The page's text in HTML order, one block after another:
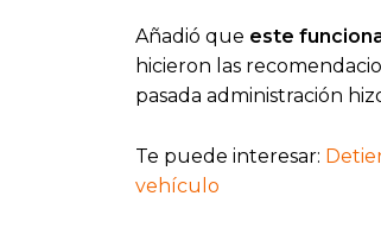
Añadió que este
hicieron las
pasada administración
Te puede interesar:
vehículo